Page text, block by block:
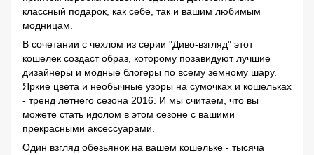
классный подарок, как себе, так и вашим любимым
модницам.
В сочетании с чехлом из серии "Диво-взгляд" этот
кошелек создаст образ, которому позавидуют лучшие
дизайнеры и модные блогеры по всему земному шару.
Яркие цвета и необычные узоры на сумочках и кошельках
- тренд летнего сезона 2016. И мы считаем, что вы
можете стать идолом в этом сезоне с вашими
прекрасными аксессуарами.
Один взгляд обезьянок на вашем кошельке - тысяча